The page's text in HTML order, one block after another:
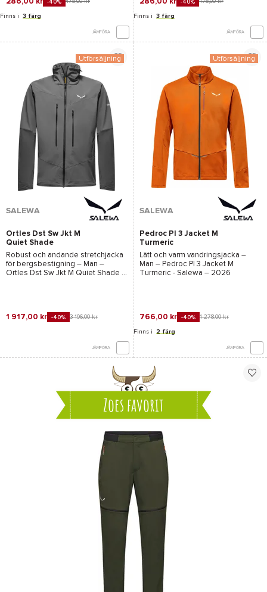
-40% 478,00 kr
Finns i 3 färg
JÄMFÖRA
-40% 478,00 kr
Finns i 3 färg
JÄMFÖRA
Utförsäljning
SALEWA
Ortles Dst Sw Jkt M
Quiet Shade
Robust och andande stretchjacka
för bergsbestigning – Man –
Ortles Dst Sw Jkt M Quiet Shade -
1 917,00 kr -40% 3 196,00 kr
JÄMFÖRA
Utförsäljning
SALEWA
Pedroc Pl 3 Jacket M
Turmeric
Lätt och varm vandringsjacka –
Man – Pedroc Pl 3 Jacket M
Turmeric - Salewa – 2026
766,00 kr -40% 1 278,00 kr
Finns i 2 färg
JÄMFÖRA
Zoes favorit